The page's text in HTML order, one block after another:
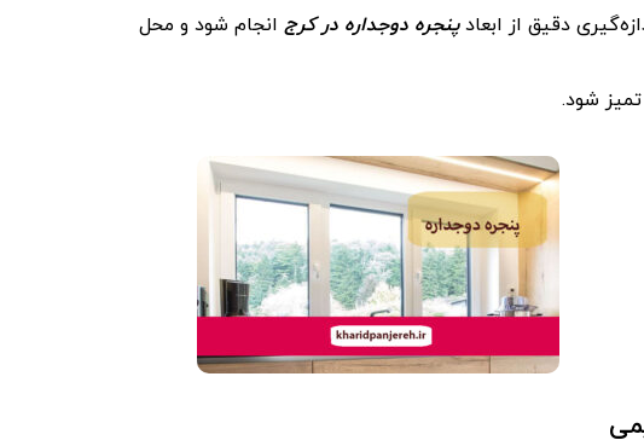
دقیق از ابعادپنجره دوجداره در کرجانجام شود و محل
تمیز شود.